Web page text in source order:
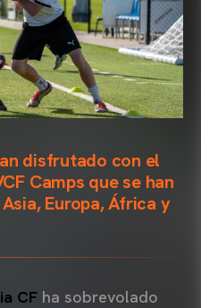
disfrutado con el
Camps que se han
Europa, África y
CF ha sobrevolado